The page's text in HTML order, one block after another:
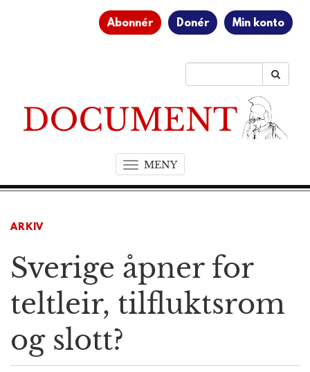
Abonnér Donér Min konto
MENYT
o
a
i
i
ARKIV
Sverige åpner for
teltleir, tilfluktsrom
og slott?